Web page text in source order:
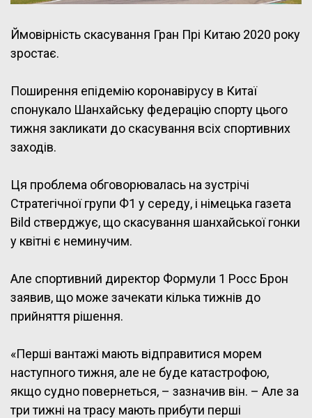
Ймовірність скасування Гран Прі Китаю 2020 року
зростає.
Поширення епідемію коронавірусу в Китаї
спонукало Шанхайську федерацію спорту цього
тижня закликати до скасування всіх спортивних
заходів.
Ця проблема обговорювалась на зустрічі
Стратегічної групи Ф1 у середу, і німецька газета
Bild стверджує, що скасування шанхайської гонки
у квітні є неминучим.
Але спортивний директор Формули 1 Росс Брон
заявив, що може зачекати кілька тижнів до
прийняття рішення.
«Перші вантажі мають відправитися морем
наступного тижня, але не буде катастрофою,
якщо судно повернеться, – зазначив він. – Але за
три тижні на трасу мають прибути перші